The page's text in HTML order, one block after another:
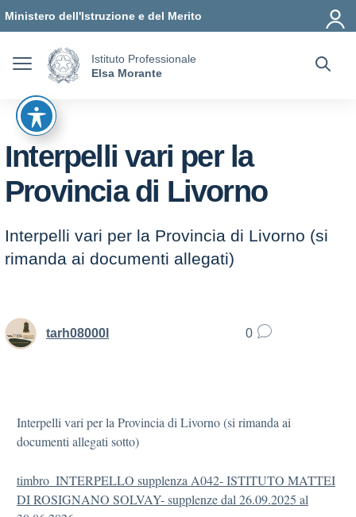
Ministero dell'Istruzione e del Merito
Istituto Professionale
Elsa Morante
Interpelli vari per la
Provincia di Livorno
Interpelli vari per la Provincia di Livorno (si
rimanda ai documenti allegati)
tarh08000l 0
Interpelli vari per la Provincia di Livorno (si rimanda ai
documenti allegati sotto)
timbro_INTERPELLO supplenza A042- ISTITUTO MATTEI
DI ROSIGNANO SOLVAY- supplenze dal 26.09.2025 al